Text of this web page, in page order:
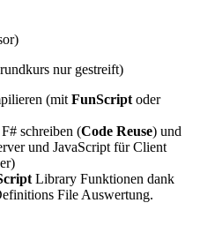
nur gestreift)
(mit FunScript oder
schreiben (Code Reuse) und
und JavaScript für Client
Library Funktionen dank
File Auswertung.